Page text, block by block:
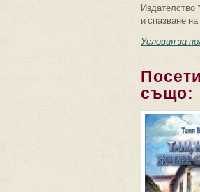
Издателство
и спазване
Условия за
също: